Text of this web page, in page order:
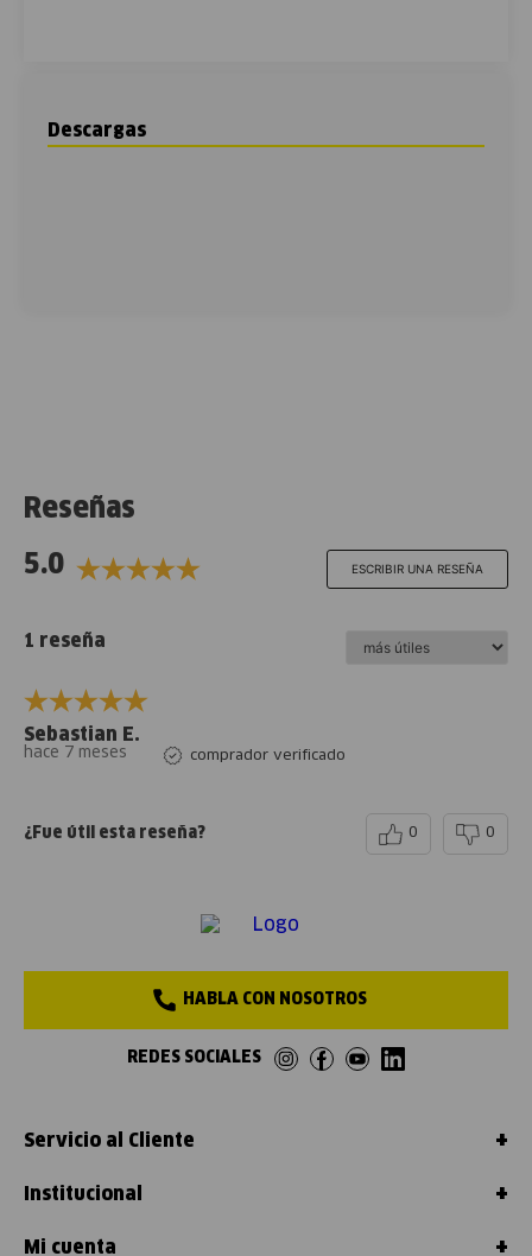
Descargas
Reseñas
5.0
ESCRIBIR UNA RESEÑA
1 reseña
Sebastian E.
hace 7 meses comprador verificado
¿Fue útil esta reseña? 0 0
HABLA CON NOSOTROS
REDES SOCIALES
Servicio al Cliente +
Institucional +
Mi cuenta +